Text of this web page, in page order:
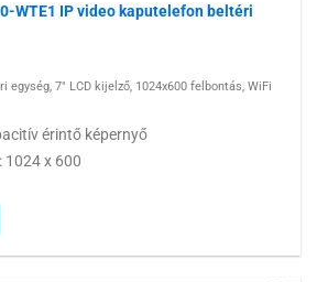
WTE1 IP video kaputelefon beltéri
egység, 7" LCD kijelző, 1024x600 felbontás, WiFi
érintő képernyő
1024 x 600